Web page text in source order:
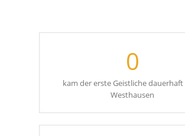
0
kam der erste Geistliche dauerhaft
Westhausen